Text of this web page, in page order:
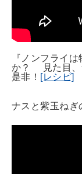
『ノンフライ
か？ 見た目、
是非！ [レシピ]
ナスと紫玉ねぎ